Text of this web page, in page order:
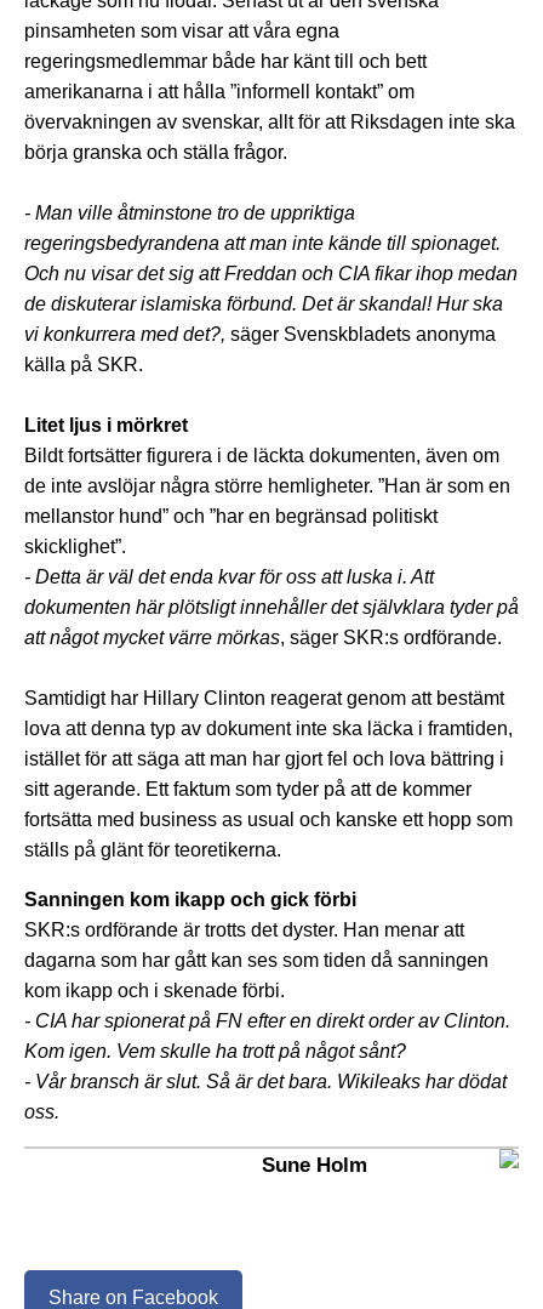
pinsamheten som visar att våra egna
regeringsmedlemmar både har känt till och bett
amerikanarna i att hålla ”informell kontakt” om
övervakningen av svenskar, allt för att Riksdagen inte ska
börja granska och ställa frågor.
- Man ville åtminstone tro de uppriktiga
regeringsbedyrandena att man inte kände till spionaget.
Och nu visar det sig att Freddan och CIA fikar ihop medan
de diskuterar islamiska förbund. Det är skandal! Hur ska
vi konkurrera med det?, säger Svenskbladets anonyma
källa på SKR.
Litet ljus i mörkret
Bildt fortsätter figurera i de läckta dokumenten, även om
de inte avslöjar några större hemligheter. ”Han är som en
mellanstor hund” och ”har en begränsad politiskt
skicklighet”.
- Detta är väl det enda kvar för oss att luska i. Att
dokumenten här plötsligt innehåller det självklara tyder på
att något mycket värre mörkas, säger SKR:s ordförande.
Samtidigt har Hillary Clinton reagerat genom att bestämt
lova att denna typ av dokument inte ska läcka i framtiden,
istället för att säga att man har gjort fel och lova bättring i
sitt agerande. Ett faktum som tyder på att de kommer
fortsätta med business as usual och kanske ett hopp som
ställs på glänt för teoretikerna.
Sanningen kom ikapp och gick förbi
SKR:s ordförande är trotts det dyster. Han menar att
dagarna som har gått kan ses som tiden då sanningen
kom ikapp och i skenade förbi.
- CIA har spionerat på FN efter en direkt order av Clinton.
Kom igen. Vem skulle ha trott på något sånt?
- Vår bransch är slut. Så är det bara. Wikileaks har dödat
oss.
Sune Holm
Share on Facebook